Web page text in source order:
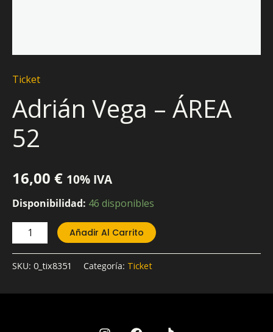
Ticket
Adrián Vega – ÁREA
52
16,00 € 10% IVA
Disponibilidad: 46 disponibles
Añadir Al Carrito
SKU: 0_tix8351 Categoría: Ticket